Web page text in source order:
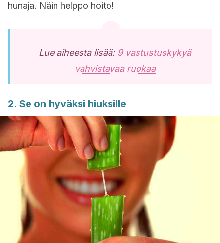
hunaja. Näin helppo hoito!
Lue aiheesta lisää: 9 vastustuskykyä
vahvistavaa ruokaa
2. Se on hyväksi hiuksille